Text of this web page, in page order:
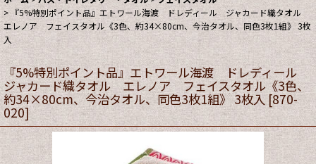
> 『5%特別ポイント品』エトワール海渡 ドレディール ジャカード織タオル
エレノア フェイスタオル《3色、約34×80cm、今治タオル、同色3枚1組》 3枚
入
『5%特別ポイント品』エトワール海渡 ドレディール
ジャカード織タオル エレノア フェイスタオル《3色、
約34×80cm、今治タオル、同色3枚1組》 3枚入[870-
020]